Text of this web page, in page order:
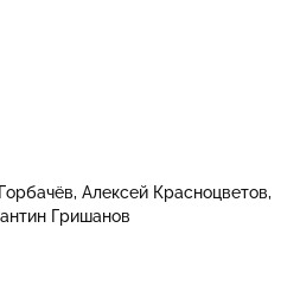
Алексей Красноцветов
Гришанов